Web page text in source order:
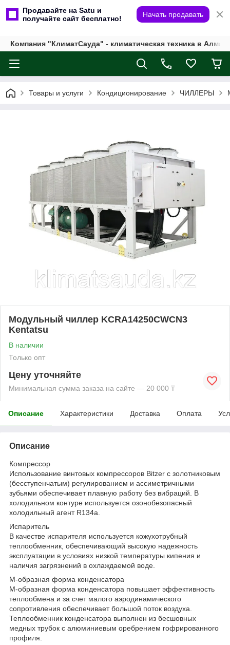
Продавайте на Satu и
получайте сайт бесплатно!
Начать продавать
Компания "КлиматСауда" - климатическая техника в
Товары и услуги Кондиционирование ЧИЛЛЕРЫ
Модульный чиллер KCRA14250CWCN3
Kentatsu
В наличии
Только опт
Цену уточняйте
Минимальная сумма заказа на сайте — 20 000 ₸
Описание Характеристики Доставка Оплата
Описание
Компрессор
Использование винтовых компрессоров Bitzer с золотниковым
(бесступенчатым) регулированием и ассиметричными
зубьями обеспечивает плавную работу без вибраций. В
холодильном контуре используется озонобезопасный
холодильный агент R134a.
Испаритель
В качестве испарителя используется кожухотрубный
теплообменник, обеспечивающий высокую надежность
эксплуатации в условиях низкой температуры кипения и
наличия загрязнений в охлаждаемой воде.
М-образная форма конденсатора
М-образная форма конденсатора повышает эффективность
теплообмена и за счет малого аэродинамического
сопротивления обеспечивает большой поток воздуха.
Теплообменник конденсатора выполнен из бесшовных
медных трубок с алюминиевым оребрением гофрированного
профиля.